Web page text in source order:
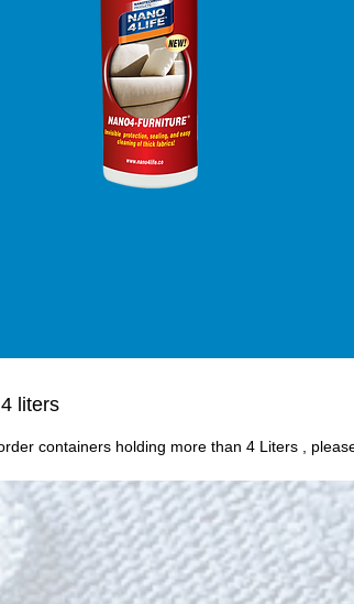
liters
containers holding more than 4 Liters ,